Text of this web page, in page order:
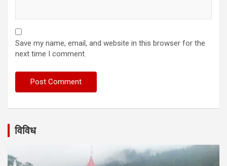
Save my name, email, and website in this browser for the
next time I comment.
विविध